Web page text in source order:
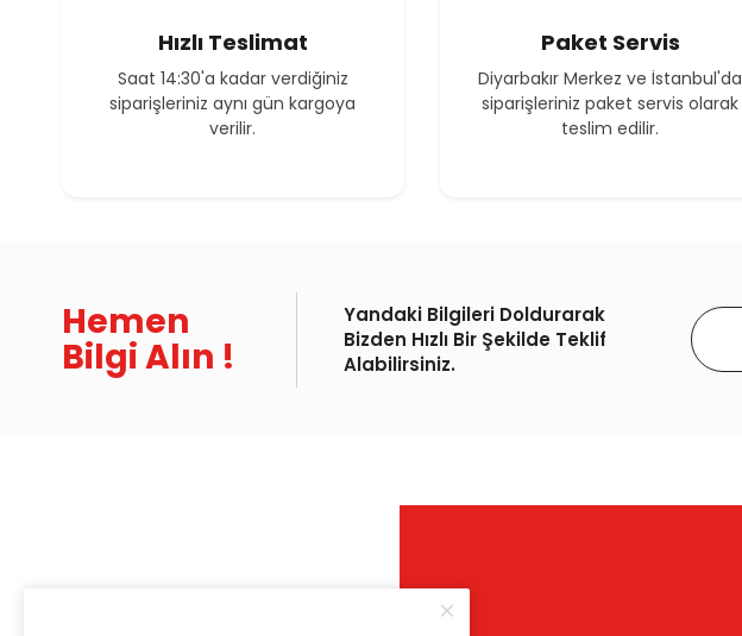
Hızlı Teslimat
Saat 14:30'a kadar verdiğiniz
siparişleriniz aynı gün kargoya
verilir.
Paket Servis
Diyarbakır Merkez ve İstanbul'da
siparişleriniz paket servis olarak
teslim edilir.
Hemen
Bilgi Alın !
Yandaki Bilgileri Doldurarak
Bizden Hızlı Bir Şekilde Teklif
Alabilirsiniz.